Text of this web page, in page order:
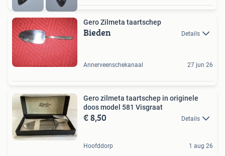
Gero Zilmeta taartschep
Bieden Details
Annerveenschekanaal 27 jun 26
Gero zilmeta taartschep in originele
doos model 581 Visgraat
€ 8,50 Details
Hoofddorp 1 aug 26